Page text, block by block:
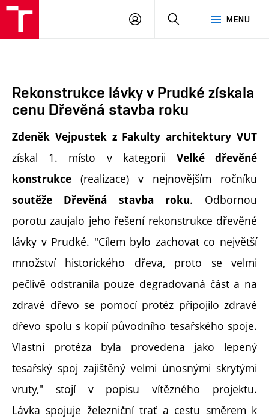
MENU
PŘIHLÁSIT
Rekonstrukce lávky v Prudké získala
cenu Dřevěná stavba roku
Zdeněk Vejpustek z Fakulty architektury VUT
získal 1. místo v kategorii Velké dřevěné
konstrukce (realizace) v nejnovějším ročníku
soutěže Dřevěná stavba roku. Odbornou
porotu zaujalo jeho řešení rekonstrukce dřevěné
lávky v Prudké. "Cílem bylo zachovat co největší
množství historického dřeva, proto se velmi
pečlivě odstranila pouze degradovaná část a na
zdravé dřevo se pomocí protéz připojilo zdravé
dřevo spolu s kopií původního tesařského spoje.
Vlastní protéza byla provedena jako lepený
tesařský spoj zajištěný velmi únosnými skrytými
vruty," stojí v popisu vítězného projektu.
Lávka spojuje železniční trať a cestu směrem k